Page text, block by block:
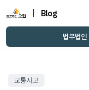
Blog
법무법
교통사고